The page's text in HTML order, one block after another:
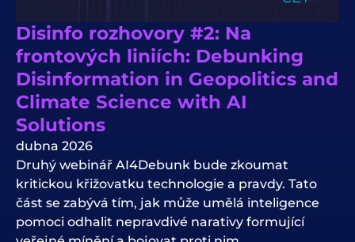
Disinfo rozhovory #2: Na
frontových liniích: Debunking
Disinformation in Geopolitics and
Climate Science with AI
Solutions
dubna 2026
Druhý webinář AI4Debunk bude zkoumat
kritickou křižovatku technologie a pravdy. Tato
část se zabývá tím, jak může umělá inteligence
pomoci odhalit nepravdivé narativy formující